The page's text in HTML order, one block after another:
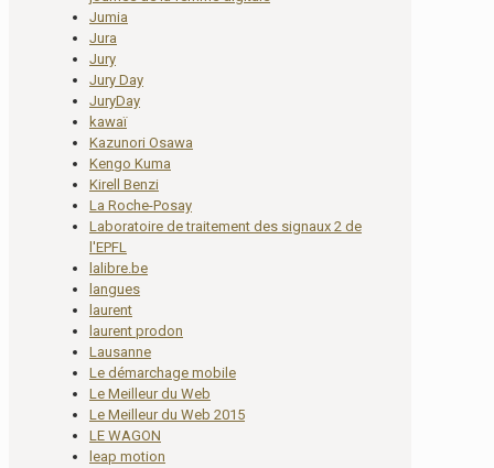
Jumia
Jura
Jury
Jury Day
JuryDay
kawaï
Kazunori Osawa
Kengo Kuma
Kirell Benzi
La Roche-Posay
Laboratoire de traitement des signaux 2 de
l'EPFL
lalibre.be
langues
laurent
laurent prodon
Lausanne
Le démarchage mobile
Le Meilleur du Web
Le Meilleur du Web 2015
LE WAGON
leap motion